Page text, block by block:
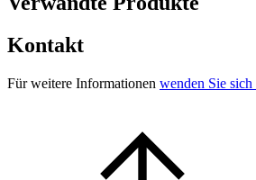
Kontakt
Für weitere Informationen wenden Sie sich